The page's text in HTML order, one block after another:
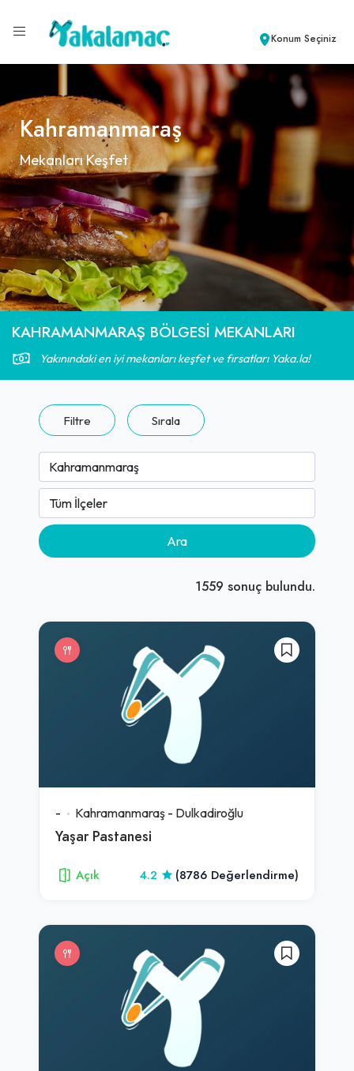
Konum Seçiniz
Kahramanmaraş
Mekanları Keşfet
KAHRAMANMARAŞ BÖLGESI MEKANLARI
Yakınındaki en iyi mekanları keşfet ve fırsatları Yaka.la!
Filtre Sırala
Ara
1559 sonuç bulundu.
- Kahramanmaraş - Dulkadiroğlu
Yaşar Pastanesi
Açık 4.2 (8786 Değerlendirme)